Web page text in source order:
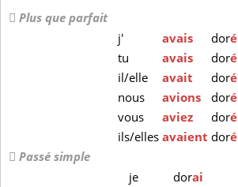
Plus que parfait
j'
avais doré
tu
avais doré
il/elle
avait doré
nous
avions doré
vous
aviez doré
ils/elles avaient doré
Passé simple
je
dorai